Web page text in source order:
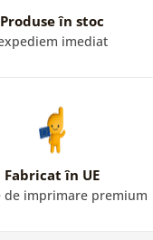
Produse în stoc
imediat
Fabricat în UE
de imprimare premium